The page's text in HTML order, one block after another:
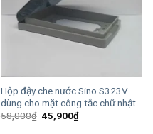
Hộp đậy che nước Sino S323V
dùng cho mặt công tắc chữ nhật
58,000₫ Giá
gốc
45,900₫Giá
hiện